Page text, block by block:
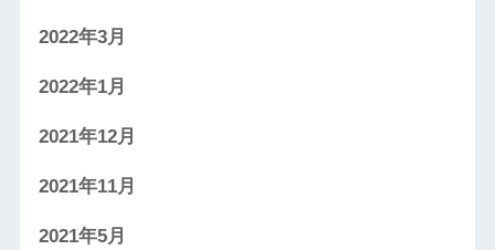
2022年3月
2022年1月
2021年12月
2021年11月
2021年5月